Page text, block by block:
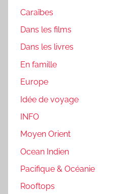
Caraïbes
Dans les films
Dans les livres
En famille
Europe
Idée de voyage
INFO
Moyen Orient
Ocean Indien
Pacifique & Océanie
Rooftops